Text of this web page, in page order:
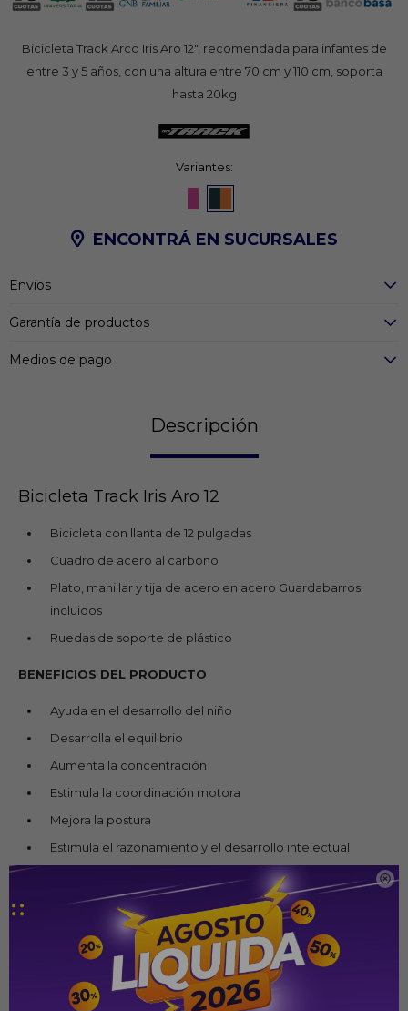

Bicicleta Track Arco Iris Aro 12", recomendada para infantes de
entre 3 y 5 años, con una altura entre 70 cm y 110 cm, soporta
hasta 20kg
Variantes:
ENCONTRÁ EN SUCURSALES
Envíos
Garantía de productos
Medios de pago
Descripción
Bicicleta Track Iris Aro 12
Bicicleta con llanta de 12 pulgadas
Cuadro de acero al carbono
Plato, manillar y tija de acero en acero Guardabarros
incluidos
Ruedas de soporte de plástico
BENEFICIOS DEL PRODUCTO
Ayuda en el desarrollo del niño
Desarrolla el equilibrio
Aumenta la concentración
Estimula la coordinación motora
Mejora la postura
Estimula el razonamiento y el desarrollo intelectual
Tija de sillín: Acero
Trinquete trasero: 16 Dientes
Cadena: Gruesa